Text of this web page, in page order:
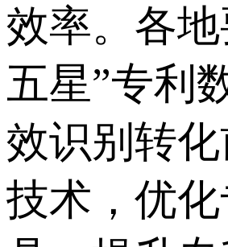
效率。各
五星”专利
效识别转
技术，优